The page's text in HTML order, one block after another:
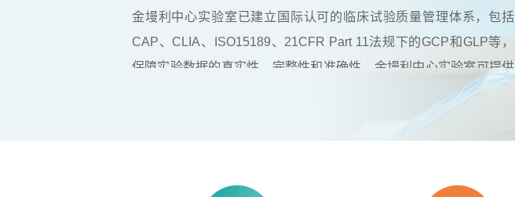
金墁利中心实验室已建立国际认可的临床试验质量管理体系，包括
CAP、CLIA、ISO15189、21CFR Part 11法规下的GCP和GLP等，
保障实验数据的真实性、完整性和准确性。金墁利中心实验室可提供
82类检测技术平台，4200+成熟检测项目，并具备强大的项目开发能